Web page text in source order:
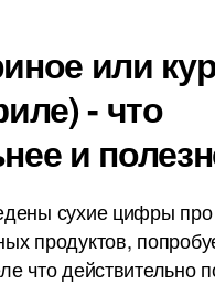
или
- что
и
сухие цифры про
продуктов,
что действительно